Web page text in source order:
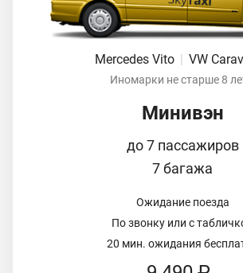
Mercedes Vito VW
Иномарки не старше 8
Минивэн
до 7 пассажиров
7 багажа
Ожидание поезда
По звонку или с
20 мин. ожидания